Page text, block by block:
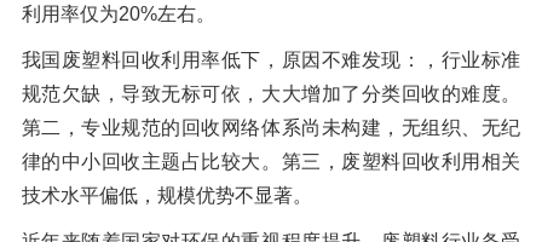
利用率仅为20%左右。
我国废塑料回收利用率低下，原因不难发现：，行业标准
规范欠缺，导致无标可依，大大增加了分类回收的难度。
第二，专业规范的回收网络体系尚未构建，无组织、无纪
律的中小回收主题占比较大。第三，废塑料回收利用相关
技术水平偏低，规模优势不显著。